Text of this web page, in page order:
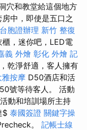
穴和教堂給這個地方
中，即使是五口之
台胞證辦理 新竹 整復
，迷你吧，LED電
義 外燴 彰化 外燴 記
乾淨舒適，客人擁有
雅按摩 D50酒店和活
號等待客人。 活動
動和培訓場所主持
$ 泰國簽證 關鍵字操
。 記帳士線